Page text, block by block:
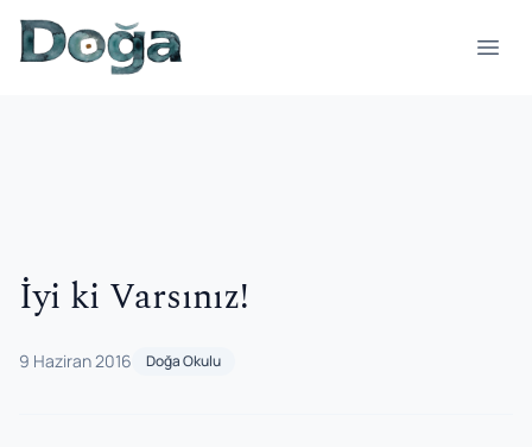
İçeriğe geç
İyi ki Varsınız!
9 Haziran 2016 Doğa Okulu